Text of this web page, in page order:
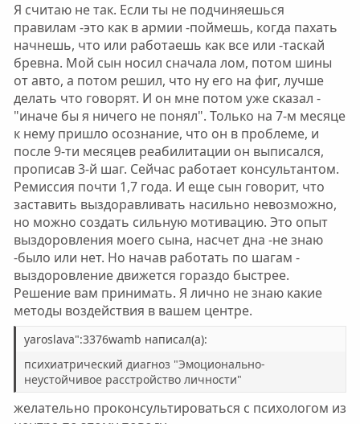
Я считаю не так. Если ты не подчиняешься
правилам -это как в армии -поймешь, когда пахать
начнешь, что или работаешь как все или -таскай
бревна. Мой сын носил сначала лом, потом шины
от авто, а потом решил, что ну его на фиг, лучше
делать что говорят. И он мне потом уже сказал -
"иначе бы я ничего не понял". Только на 7-м месяце
к нему пришло осознание, что он в проблеме, и
после 9-ти месяцев реабилитации он выписался,
прописав 3-й шаг. Сейчас работает консультантом.
Ремиссия почти 1,7 года. И еще сын говорит, что
заставить выздоравливать насильно невозможно,
но можно создать сильную мотивацию. Это опыт
выздоровления моего сына, насчет дна -не знаю
-было или нет. Но начав работать по шагам -
выздоровление движется гораздо быстрее.
Решение вам принимать. Я лично не знаю какие
методы воздействия в вашем центре.
yaroslava":3376wamb написал(а):
психиатрический диагноз "Эмоционально-
неустойчивое расстройство личности"
желательно проконсультироваться с психологом из